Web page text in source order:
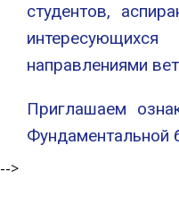
студентов,
направлениями
Приглашаем
-->